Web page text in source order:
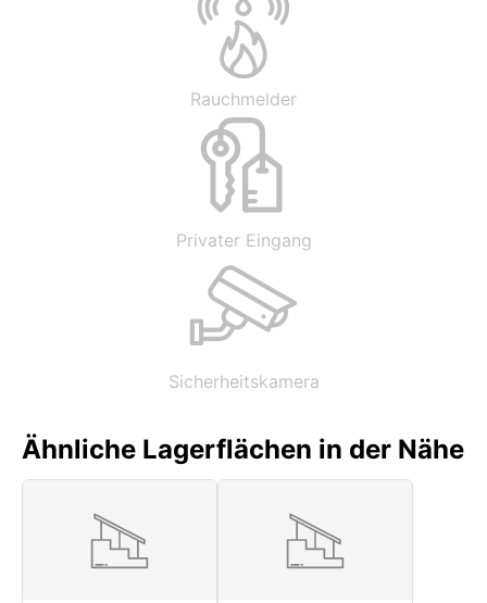
Rauchmelder
Privater Eingang
Sicherheitskamera
Ähnliche Lagerflächen in der Nähe